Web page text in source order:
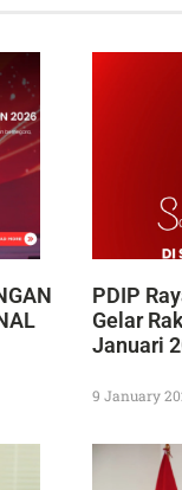
PDIP
Gelar
Januari
9 January